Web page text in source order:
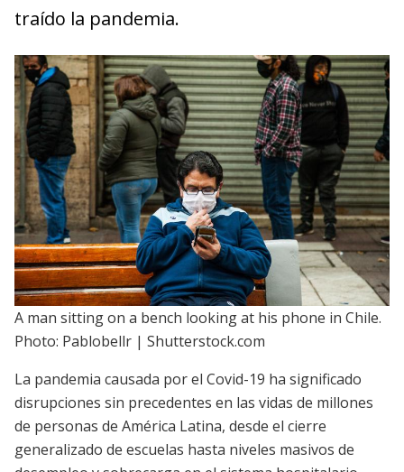
traído la pandemia.
A man sitting on a bench looking at his phone in Chile.
Photo: Pablobellr | Shutterstock.com
La pandemia causada por el Covid-19 ha significado
disrupciones sin precedentes en las vidas de millones
de personas de América Latina, desde el cierre
generalizado de escuelas hasta niveles masivos de